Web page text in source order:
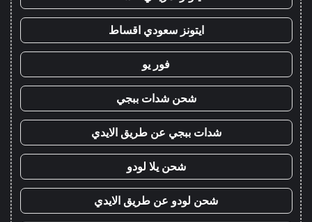
ايتونز سعودي اقساط
فور يو
شحن شدات ببجي
شدات ببجي عن طريق الايدي
شحن يلا لودو
شحن لودو عن طريق الايدي